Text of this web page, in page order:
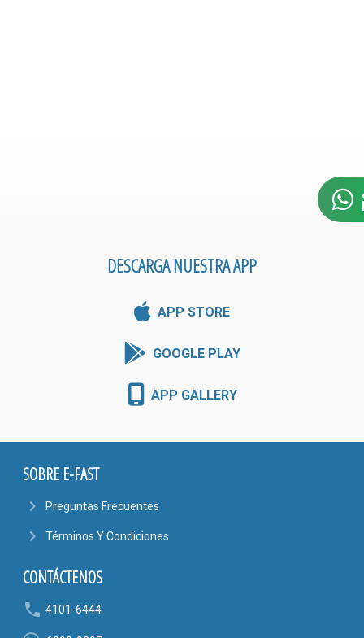
DESCARGA NUESTRA APP
APP STORE
GOOGLE PLAY
APP GALLERY
SOBRE E-FAST
navigate_next Preguntas Frecuentes
navigate_next Términos Y Condiciones
CONTÁCTENOS
phone 4101-6444